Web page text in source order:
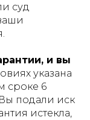
суд
и вы
указана
сроке 6
подали иск
истекла,